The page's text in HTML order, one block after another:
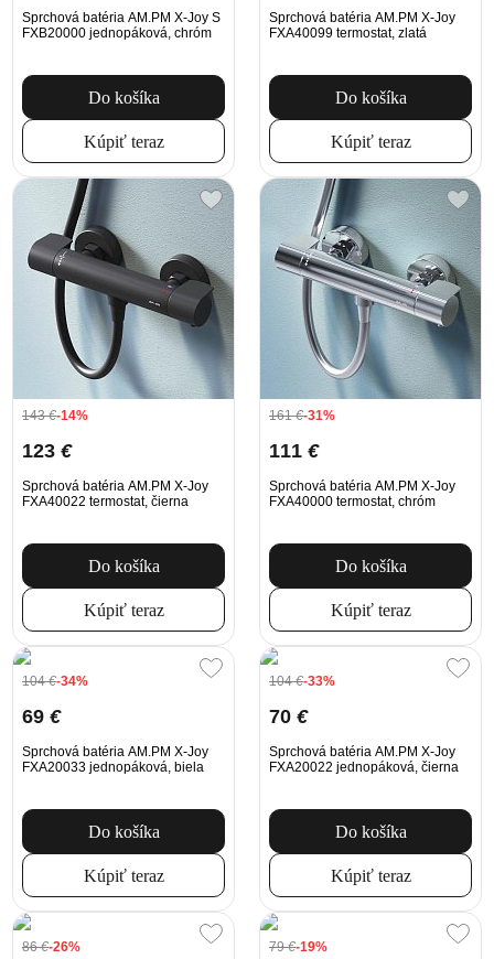
Sprchová batéria AM.PM X-Joy S
FXB20000 jednopáková, chróm
Do košíka
Kúpiť teraz
Sprchová batéria AM.PM X-Joy
FXA40099 termostat, zlatá
Do košíka
Kúpiť teraz
143€-14%
123 €
Sprchová batéria AM.PM X-Joy
FXA40022 termostat, čierna
Do košíka
Kúpiť teraz
161€-31%
111 €
Sprchová batéria AM.PM X-Joy
FXA40000 termostat, chróm
Do košíka
Kúpiť teraz
104€-34%
69 €
Sprchová batéria AM.PM X-Joy
FXA20033 jednopáková, biela
Do košíka
Kúpiť teraz
104€-33%
70 €
Sprchová batéria AM.PM X-Joy
FXA20022 jednopáková, čierna
Do košíka
Kúpiť teraz
86€-26% 79€-19%